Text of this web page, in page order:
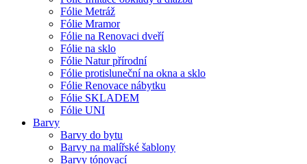
Fólie Metráž
Fólie Mramor
Fólie na Renovaci dveří
Fólie na sklo
Fólie Natur přírodní
Fólie protisluneční na okna a sklo
Fólie Renovace nábytku
Fólie SKLADEM
Fólie UNI
Barvy
Barvy do bytu
Barvy na malířské šablony
Barvy tónovací